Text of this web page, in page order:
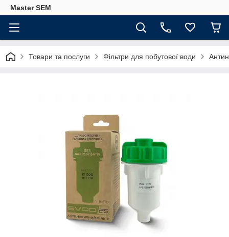
Master SEM
Товари та послуги Фільтри для побутової води